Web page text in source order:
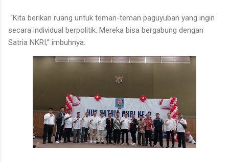
“Kita berikan ruang untuk teman-teman paguyuban yang ingin
secara individual berpolitik. Mereka bisa bergabung dengan
Satria NKRI,” imbuhnya.